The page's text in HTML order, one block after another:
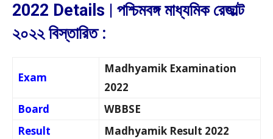
2022 Details | পশ্চিমবঙ্গ মাধ্যমিক রেজাল্ট
২০২২ বিস্তারিত :
Exam
Madhyamik Examination
2022
Board
WBBSE
Result
Madhyamik Result 2022